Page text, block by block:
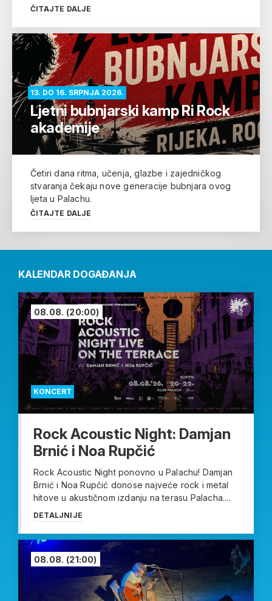
ČITAJTE DALJE
13. DO 16. SRPNJA 2026.
Ljetni bubnjarski kamp Ri Rock
akademije
Četiri dana ritma, učenja, glazbe i zajedničkog
stvaranja čekaju nove generacije bubnjara ovog
ljeta u Palachu.
ČITAJTE DALJE
KALENDAR DOGAĐANJA
KONCERT
08.08. (20:00)
Rock Acoustic Night: Damjan
Brnić i Noa Rupčić
Rock Acoustic Night ponovno u Palachu! Damjan
Brnić i Noa Rupčić donose najveće rock i metal
hitove u akustičnom izdanju na terasu Palacha....
DETALJNIJE
08.08. (21:00)